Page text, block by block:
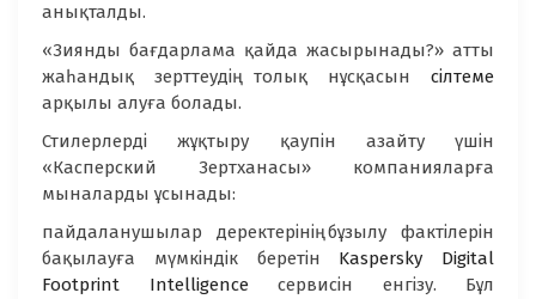
анықталды.
«Зиянды бағдарлама қайда жасырынады?» атты
жаһандық зерттеудің толық нұсқасын сілтеме
арқылы алуға болады.
Стилерлерді жұқтыру қаупін азайту үшін
«Касперский Зертханасы» компанияларға
мыналарды ұсынады:
пайдаланушылар деректерінің бұзылу фактілерін
бақылауға мүмкіндік беретін Kaspersky Digital
Footprint Intelligenceсервисін енгізу. Бұл